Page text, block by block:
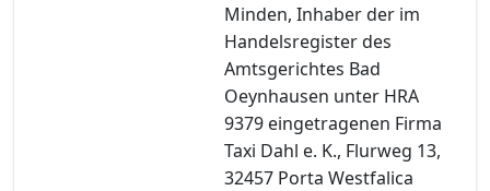
Minden, Inhaber der im
Handelsregister des
Amtsgerichtes Bad
Oeynhausen unter HRA
9379 eingetragenen Firma
Taxi Dahl e. K., Flurweg 13,
32457 Porta Westfalica